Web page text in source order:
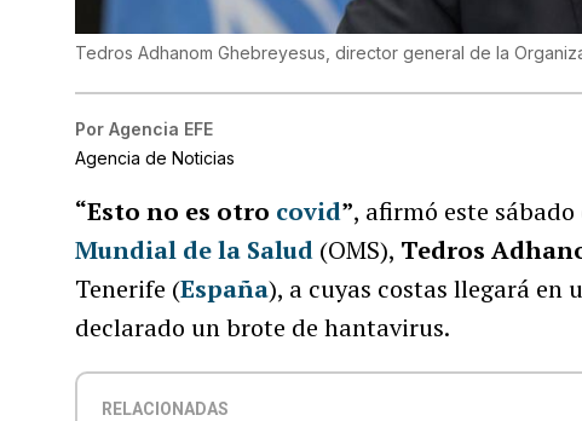
Tedros Adhanom Ghebreyesus, director general de la
Por Agencia EFE
Agencia de Noticias
“Esto no es otro covid”, afirmó este
Mundial de la Salud (OMS), Tedros
Tenerife (España), a cuyas costas llegará en
declarado un brote de hantavirus.
RELACIONADAS